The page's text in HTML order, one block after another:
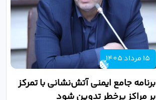
15 مرداد 1405
برنامه جامع ایمنی آتش‌نشانی با تمرکز
بر مراکز پرخطر تدوین شود